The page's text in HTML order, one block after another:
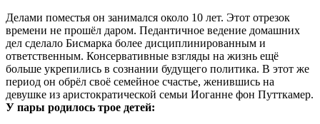
Делами поместья он занимался около 10 лет. Этот отрезок
времени не прошёл даром. Педантичное ведение домашних
дел сделало Бисмарка более дисциплинированным и
ответственным. Консервативные взгляды на жизнь ещё
больше укрепились в сознании будущего политика. В этот же
период он обрёл своё семейное счастье, женившись на
девушке из аристократической семьи Иоганне фон Путткамер.
У пары родилось трое детей: